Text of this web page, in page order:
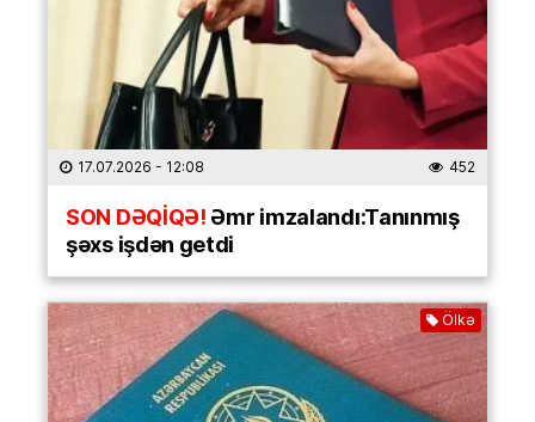
17.07.2026 - 12:08 452
SON DƏQİQƏ!Əmr imzalandı:Tanınmış
şəxs işdən getdi
Ölkə